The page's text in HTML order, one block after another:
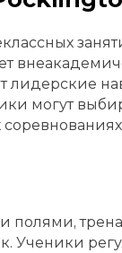
могут
полями,
Ученики